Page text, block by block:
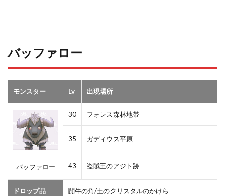
バッファロー
モンスター Lv 出現場所
バッファロー
30 フォレス森林地帯
35 ガディウス平原
43 盗賊王のアジト跡
ドロップ品 闘牛の角/土のクリスタルのかけら